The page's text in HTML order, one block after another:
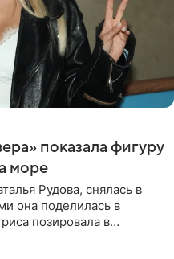
показала фигуру
море
Рудова, снялась в
она поделилась в
позировала в